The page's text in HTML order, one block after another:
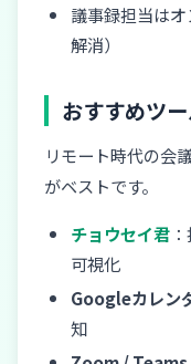
議事録担当は
解消）
おすすめツ
リモート時代の会
がベストです。
チョウセイ君
可視化
Googleカレン
知